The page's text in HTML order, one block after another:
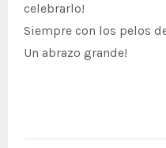
celebrarlo!
Siempre con los pelos
Un abrazo grande!